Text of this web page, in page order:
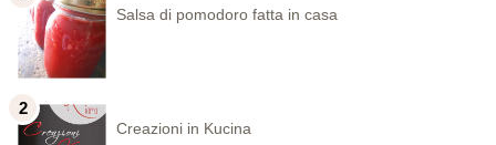
Salsa di pomodoro fatta in casa
Creazioni in Kucina